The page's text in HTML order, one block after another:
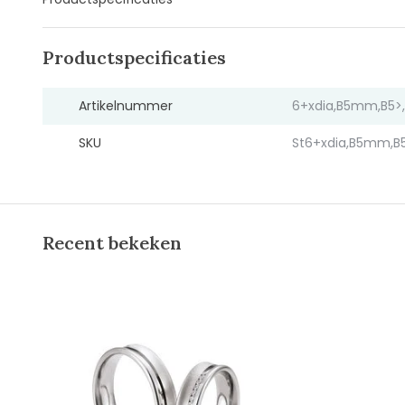
Productspecificaties
Artikelnummer
SKU
Recent bekeken